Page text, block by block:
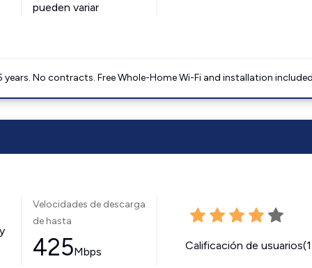
pueden variar
No contracts. Free Whole-Home Wi-Fi and installation
Velocidades de descarga
de hasta
425Mbps Calificación de